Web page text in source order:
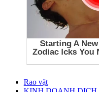
Rao vặt